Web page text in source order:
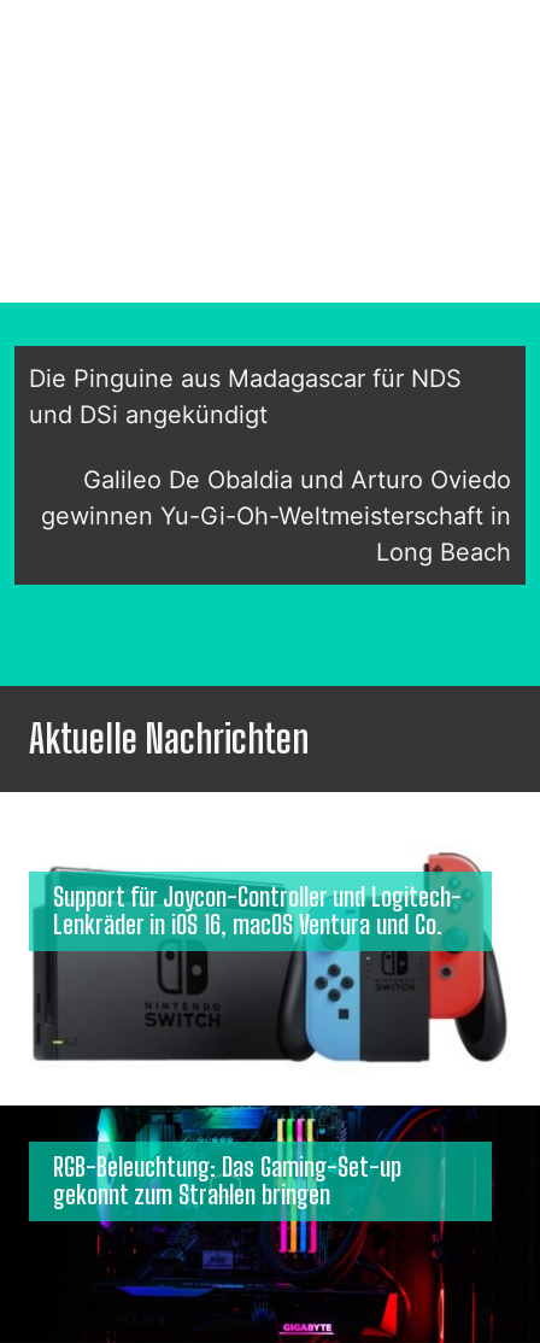
Die Pinguine aus Madagascar für NDS
und DSi angekündigt
Galileo De Obaldia und Arturo Oviedo
gewinnen Yu-Gi-Oh-Weltmeisterschaft in
Long Beach
Aktuelle Nachrichten
Support für Joycon-Controller und Logitech-
Lenkräder in iOS 16, macOS Ventura und Co.
RGB-Beleuchtung: Das Gaming-Set-up
gekonnt zum Strahlen bringen